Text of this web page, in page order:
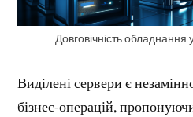
Довговічність обладнання
Виділені сервери є
бізнес-операцій,